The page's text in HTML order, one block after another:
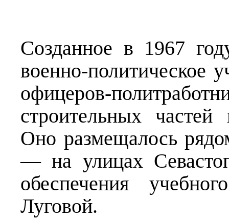
Созданное в 1967
военно-
офицеров-
строительных
Оно размещалось
— на улицах
обеспечения
Луговой.